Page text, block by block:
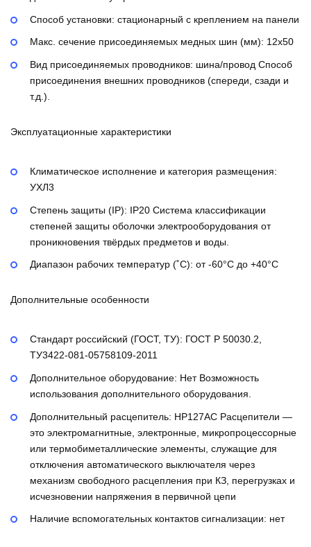
Способ установки: стационарный с креплением на панели
Макс. сечение присоединяемых медных шин (мм): 12х50
Вид присоединяемых проводников: шина/провод Способ
присоединения внешних проводников (спереди, сзади и
т.д.).
Эксплуатационные характеристики
Климатическое исполнение и категория размещения:
УХЛ3
Степень защиты (IP): IP20 Система классификации
степеней защиты оболочки электрооборудования от
проникновения твёрдых предметов и воды.
Диапазон рабочих температур (˚С): от -60°С до +40°С
Дополнительные особенности
Стандарт российский (ГОСТ, ТУ): ГОСТ Р 50030.2,
ТУ3422-081-05758109-2011
Дополнительное оборудование: Нет Возможность
использования дополнительного оборудования.
Дополнительный расцепитель: НР127AC Расцепители —
это электромагнитные, электронные, микропроцессорные
или термобиметаллические элементы, служащие для
отключения автоматического выключателя через
механизм свободного расцепления при КЗ, перегрузках и
исчезновении напряжения в первичной цепи
Наличие вспомогательных контактов сигнализации: нет